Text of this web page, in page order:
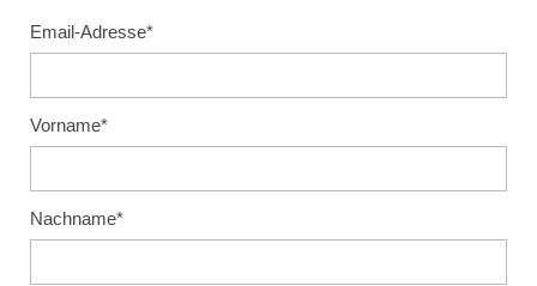
Email-Adresse*
Vorname*
Nachname*